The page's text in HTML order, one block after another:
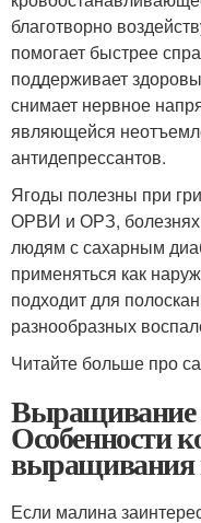
благотворно
помогает быстрее
поддерживает
снимает нервное
являющейся
антидепрессантов.
Ягоды полезны при
ОРВИ и ОРЗ, болезнях
людям с сахарным
применяться как
подходит для
разнообразных
Читайте больше про
Выращивание
Особенности
Если малина